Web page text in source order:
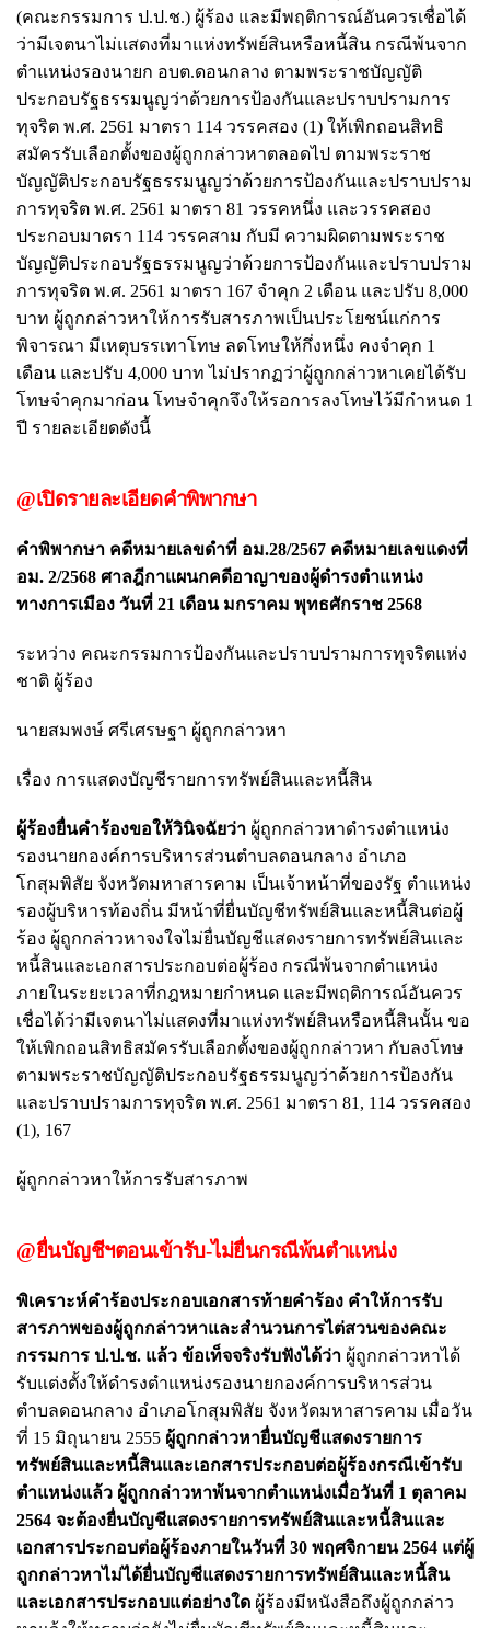
(คณะกรรมการ ป.ป.ช.) ผู้ร้อง และมีพฤติการณ์อันควรเชื่อได้
ว่ามีเจตนาไม่แสดงที่มาแห่งทรัพย์สินหรือหนี้สิน กรณีพ้นจาก
ตำแหน่งรองนายก อบต.ดอนกลาง ตามพระราชบัญญัติ
ประกอบรัฐธรรมนูญว่าด้วยการป้องกันและปราบปรามการ
ทุจริต พ.ศ. 2561 มาตรา 114 วรรคสอง (1) ให้เพิกถอนสิทธิ
สมัครรับเลือกตั้งของผู้ถูกกล่าวหาตลอดไป ตามพระราช
บัญญัติประกอบรัฐธรรมนูญว่าด้วยการป้องกันและปราบปราม
การทุจริต พ.ศ. 2561 มาตรา 81 วรรคหนึ่ง และวรรคสอง
ประกอบมาตรา 114 วรรคสาม กับมี ความผิดตามพระราช
บัญญัติประกอบรัฐธรรมนูญว่าด้วยการป้องกันและปราบปราม
การทุจริต พ.ศ. 2561 มาตรา 167 จำคุก 2 เดือน และปรับ 8,000
บาท ผู้ถูกกล่าวหาให้การรับสารภาพเป็นประโยชน์แก่การ
พิจารณา มีเหตุบรรเทาโทษ ลดโทษให้กึ่งหนึ่ง คงจำคุก 1
เดือน และปรับ 4,000 บาท ไม่ปรากฏว่าผู้ถูกกล่าวหาเคยได้รับ
โทษจำคุกมาก่อน โทษจำคุกจึงให้รอการลงโทษไว้มีกำหนด 1
ปี รายละเอียดดังนี้
@เปิดรายละเอียดคำพิพากษา
คำพิพากษา คดีหมายเลขดำที่ อม.28/2567 คดีหมายเลขแดงที่
อม. 2/2568 ศาลฎีกาแผนกคดีอาญาของผู้ดำรงตำแหน่ง
ทางการเมือง วันที่ 21 เดือน มกราคม พุทธศักราช 2568
ระหว่าง คณะกรรมการป้องกันและปราบปรามการทุจริตแห่ง
ชาติ ผู้ร้อง
นายสมพงษ์ ศรีเศรษฐา ผู้ถูกกล่าวหา
เรื่อง การแสดงบัญชีรายการทรัพย์สินและหนี้สิน
ผู้ร้องยื่นคำร้องขอให้วินิจฉัยว่า ผู้ถูกกล่าวหาดำรงตำแหน่ง
รองนายกองค์การบริหารส่วนตำบลดอนกลาง อำเภอ
โกสุมพิสัย จังหวัดมหาสารคาม เป็นเจ้าหน้าที่ของรัฐ ตำแหน่ง
รองผู้บริหารท้องถิ่น มีหน้าที่ยื่นบัญชีทรัพย์สินและหนี้สินต่อผู้
ร้อง ผู้ถูกกล่าวหาจงใจไม่ยื่นบัญชีแสดงรายการทรัพย์สินและ
หนี้สินและเอกสารประกอบต่อผู้ร้อง กรณีพ้นจากตำแหน่ง
ภายในระยะเวลาที่กฎหมายกำหนด และมีพฤติการณ์อันควร
เชื่อได้ว่ามีเจตนาไม่แสดงที่มาแห่งทรัพย์สินหรือหนี้สินนั้น ขอ
ให้เพิกถอนสิทธิสมัครรับเลือกตั้งของผู้ถูกกล่าวหา กับลงโทษ
ตามพระราชบัญญัติประกอบรัฐธรรมนูญว่าด้วยการป้องกัน
และปราบปรามการทุจริต พ.ศ. 2561 มาตรา 81, 114 วรรคสอง
(1), 167
ผู้ถูกกล่าวหาให้การรับสารภาพ
@ยื่นบัญชีฯตอนเข้ารับ-ไม่ยื่นกรณีพ้นตำแหน่ง
พิเคราะห์คำร้องประกอบเอกสารท้ายคำร้อง คำให้การรับ
สารภาพของผู้ถูกกล่าวหาและสำนวนการไต่สวนของคณะ
กรรมการ ป.ป.ช. แล้ว ข้อเท็จจริงรับฟังได้ว่า ผู้ถูกกล่าวหาได้
รับแต่งตั้งให้ดำรงตำแหน่งรองนายกองค์การบริหารส่วน
ตำบลดอนกลาง อำเภอโกสุมพิสัย จังหวัดมหาสารคาม เมื่อวัน
ที่ 15 มิถุนายน 2555 ผู้ถูกกล่าวหายื่นบัญชีแสดงรายการ
ทรัพย์สินและหนี้สินและเอกสารประกอบต่อผู้ร้องกรณีเข้ารับ
ตำแหน่งแล้ว ผู้ถูกกล่าวหาพ้นจากตำแหน่งเมื่อวันที่ 1 ตุลาคม
2564 จะต้องยื่นบัญชีแสดงรายการทรัพย์สินและหนี้สินและ
เอกสารประกอบต่อผู้ร้องภายในวันที่ 30 พฤศจิกายน 2564 แต่ผู้
ถูกกล่าวหาไม่ได้ยื่นบัญชีแสดงรายการทรัพย์สินและหนี้สิน
และเอกสารประกอบแต่อย่างใด ผู้ร้องมีหนังสือถึงผู้ถูกกล่าว